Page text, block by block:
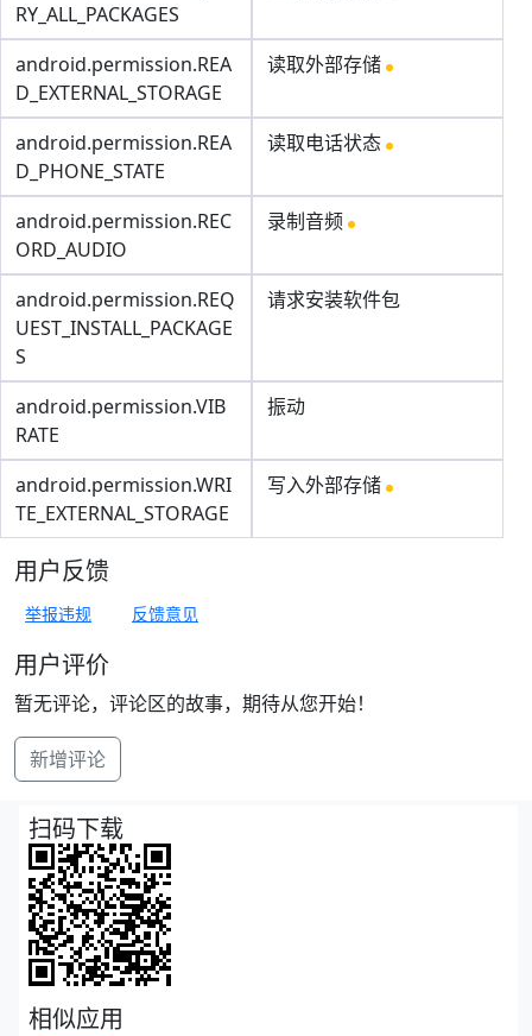
RY_ALL_PACKAGES
android.permission.REA
D_EXTERNAL_STORAGE
读取外部存储
android.permission.REA
D_PHONE_STATE
读取电话状态
android.permission.REC
ORD_AUDIO
录制音频
android.permission.REQ
UEST_INSTALL_PACKAGE
S
请求安装软件包
android.permission.VIB
RATE
振动
android.permission.WRI
TE_EXTERNAL_STORAGE
写入外部存储
用户反馈
举报违规 反馈意见
用户评价
暂无评论，评论区的故事，期待从您开始！
新增评论
扫码下载
相似应用